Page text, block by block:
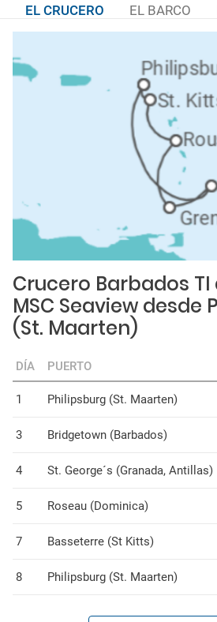
EL CRUCERO EL BARCO
Crucero Barbados
MSC Seaview desde
(St. Maarten)
DÍA PUERTO
1 Philipsburg (St. Maarten)
3 Bridgetown (Barbados)
4 St. George´s (Granada, Antillas)
5 Roseau (Dominica)
7 Basseterre (St Kitts)
8 Philipsburg (St. Maarten)